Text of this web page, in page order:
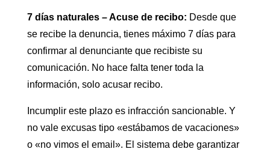
7 días naturales – Acuse de recibo: Desde que
se recibe la denuncia, tienes máximo 7 días para
confirmar al denunciante que recibiste su
comunicación. No hace falta tener toda la
información, solo acusar recibo.
Incumplir este plazo es infracción sancionable. Y
no vale excusas tipo «estábamos de vacaciones»
o «no vimos el email». El sistema debe garantizar